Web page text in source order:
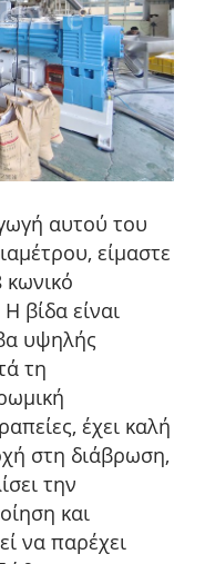
αυτού του
είμαστε
κωνικό
βίδα είναι
υψηλής
τη
έχει καλή
στη διάβρωση,
την
και
να παρέχει